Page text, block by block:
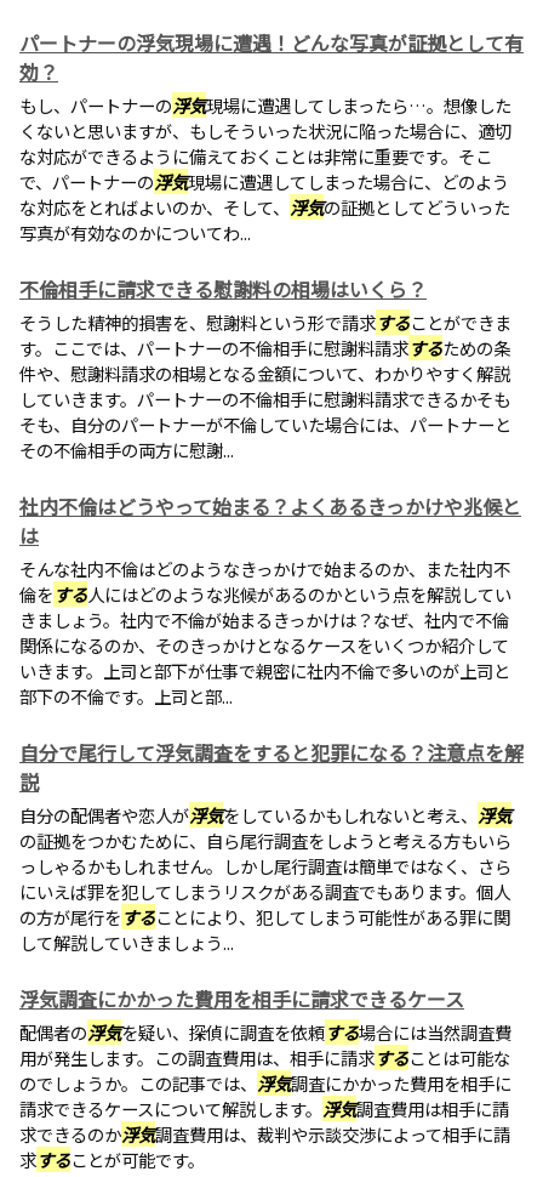
パートナーの浮気現場に遭遇！どんな写真が証拠として有
効？
もし、パートナーの浮気現場に遭遇してしまったら…。想像した
くないと思いますが、もしそういった状況に陥った場合に、適切
な対応ができるように備えておくことは非常に重要です。そこ
で、パートナーの浮気現場に遭遇してしまった場合に、どのよう
な対応をとればよいのか、そして、 浮気の証拠としてどういった
写真が有効なのかについてわ...
不倫相手に請求できる慰謝料の相場はいくら？
そうした精神的損害を、慰謝料という形で請求することができま
す。ここでは、パートナーの不倫相手に慰謝料請求するための条
件や、慰謝料請求の相場となる金額について、わかりやすく解説
していきます。パートナーの不倫相手に慰謝料請求できるかそも
そも、自分のパートナーが不倫していた場合には、パートナーと
その不倫相手の両方に慰謝...
社内不倫はどうやって始まる？よくあるきっかけや兆候と
は
そんな社内不倫はどのようなきっかけで始まるのか、また社内不
倫をする人にはどのような兆候があるのかという点を解説してい
きましょう。社内で不倫が始まるきっかけは？なぜ、社内で不倫
関係になるのか、そのきっかけとなるケースをいくつか紹介して
いきます。上司と部下が仕事で親密に社内不倫で多いのが上司と
部下の不倫です。上司と部...
自分で尾行して浮気調査をすると犯罪になる？注意点を解
説
自分の配偶者や恋人が浮気をしているかもしれないと考え、 浮気
の証拠をつかむために、自ら尾行調査をしようと考える方もいら
っしゃるかもしれません。しかし尾行調査は簡単ではなく、さら
にいえば罪を犯してしまうリスクがある調査でもあります。個人
の方が尾行をすることにより、犯してしまう可能性がある罪に関
して解説していきましょう...
浮気調査にかかった費用を相手に請求できるケース
配偶者の浮気を疑い、探偵に調査を依頼する場合には当然調査費
用が発生します。この調査費用は、相手に請求することは可能な
のでしょうか。この記事では、 浮気調査にかかった費用を相手に
請求できるケースについて解説します。 浮気調査費用は相手に請
求できるのか浮気調査費用は、裁判や示談交渉によって相手に請
求することが可能です。